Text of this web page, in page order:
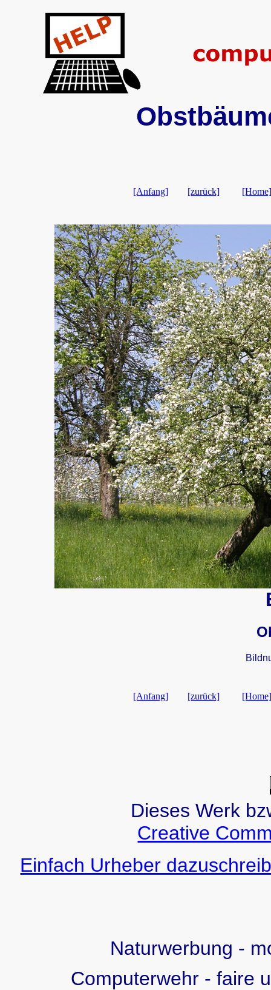
[Anfang] [zurück] [Home]
[Anfang] [zurück] [Home]
Dieses Werk
Creative
Einfach Urheber
Naturwerbung -
Computerwehr - faire